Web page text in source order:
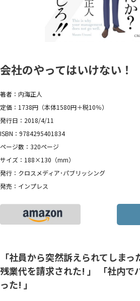
会社のやってはいけない！
著者：内海正人
定価：1738円（本体1580円＋税10％）
発行日：2018/4/11
ISBN：9784295401834
ページ数：320ページ
サイズ：188×130（mm）
発行：クロスメディア･パブリッシング
発売：インプレス
「社員から突然訴えられてしま
残業代を請求された! 」 「社内で
った! 」